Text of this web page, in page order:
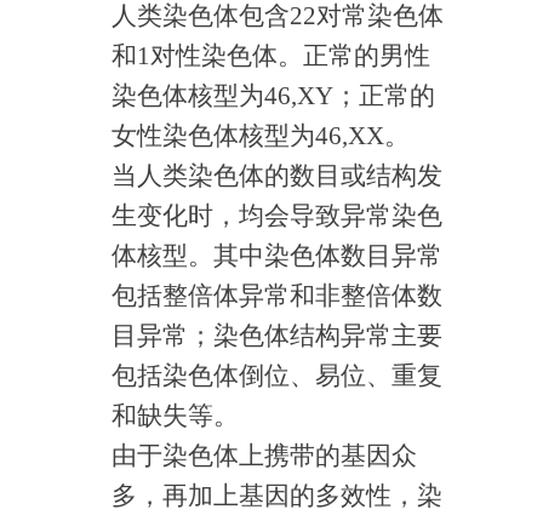
人类染色体包含22对常染色体
和1对性染色体。正常的男性
染色体核型为46,XY；正常的
女性染色体核型为46,XX。
当人类染色体的数目或结构发
生变化时，均会导致异常染色
体核型。其中染色体数目异常
包括整倍体异常和非整倍体数
目异常；染色体结构异常主要
包括染色体倒位、易位、重复
和缺失等。
由于染色体上携带的基因众
多，再加上基因的多效性，染